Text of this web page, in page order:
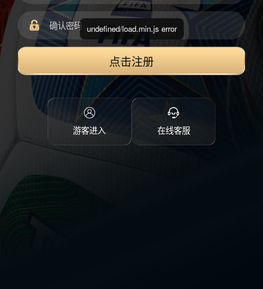
点击注册
游客进入 在线客服
undefined/load.min.js error